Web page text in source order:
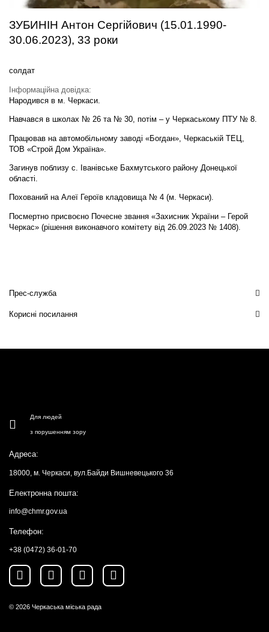
ЗУБИНІН Антон Сергійович (15.01.1990-
30.06.2023), 33 роки
солдат
Інформаційна довідка:
Народився в м. Черкаси.
Навчався в школах № 26 та № 30, потім – у Черкаському ПТУ № 8.
Працював на автомобільному заводі «Богдан», Черкаській ТЕЦ,
ТОВ «Строй Дом Україна».
Загинув поблизу с. Іванівське Бахмутського району Донецької
області.
Похований на Алеї Героїв кладовища № 4 (м. Черкаси).
Посмертно присвоєно Почесне звання «Захисник України – Герой
Черкас» (рішення виконавчого комітету від 26.09.2023 № 1408).
Прес-служба
Корисні посилання
Для людей
з порушенням зору
Адреса:
18000, м. Черкаси, вул.Байди Вишневецького 36
Електронна пошта:
info@chmr.gov.ua
Телефон:
+38 (0472) 36-01-70
© 2026 Черкаська міська рада